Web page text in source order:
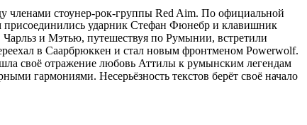
членами стоунер-рок-группы Red Aim. По официальной
присоединились ударник Стефан Фюнебр и клавишник
и Мэтью, путешествуя по Румынии, встретили
в Саарбрюккен и стал новым фронтменом Powerwolf.
своё отражение любовь Аттилы к румынским легендам
гармониями. Несерьёзность текстов берёт своё начало